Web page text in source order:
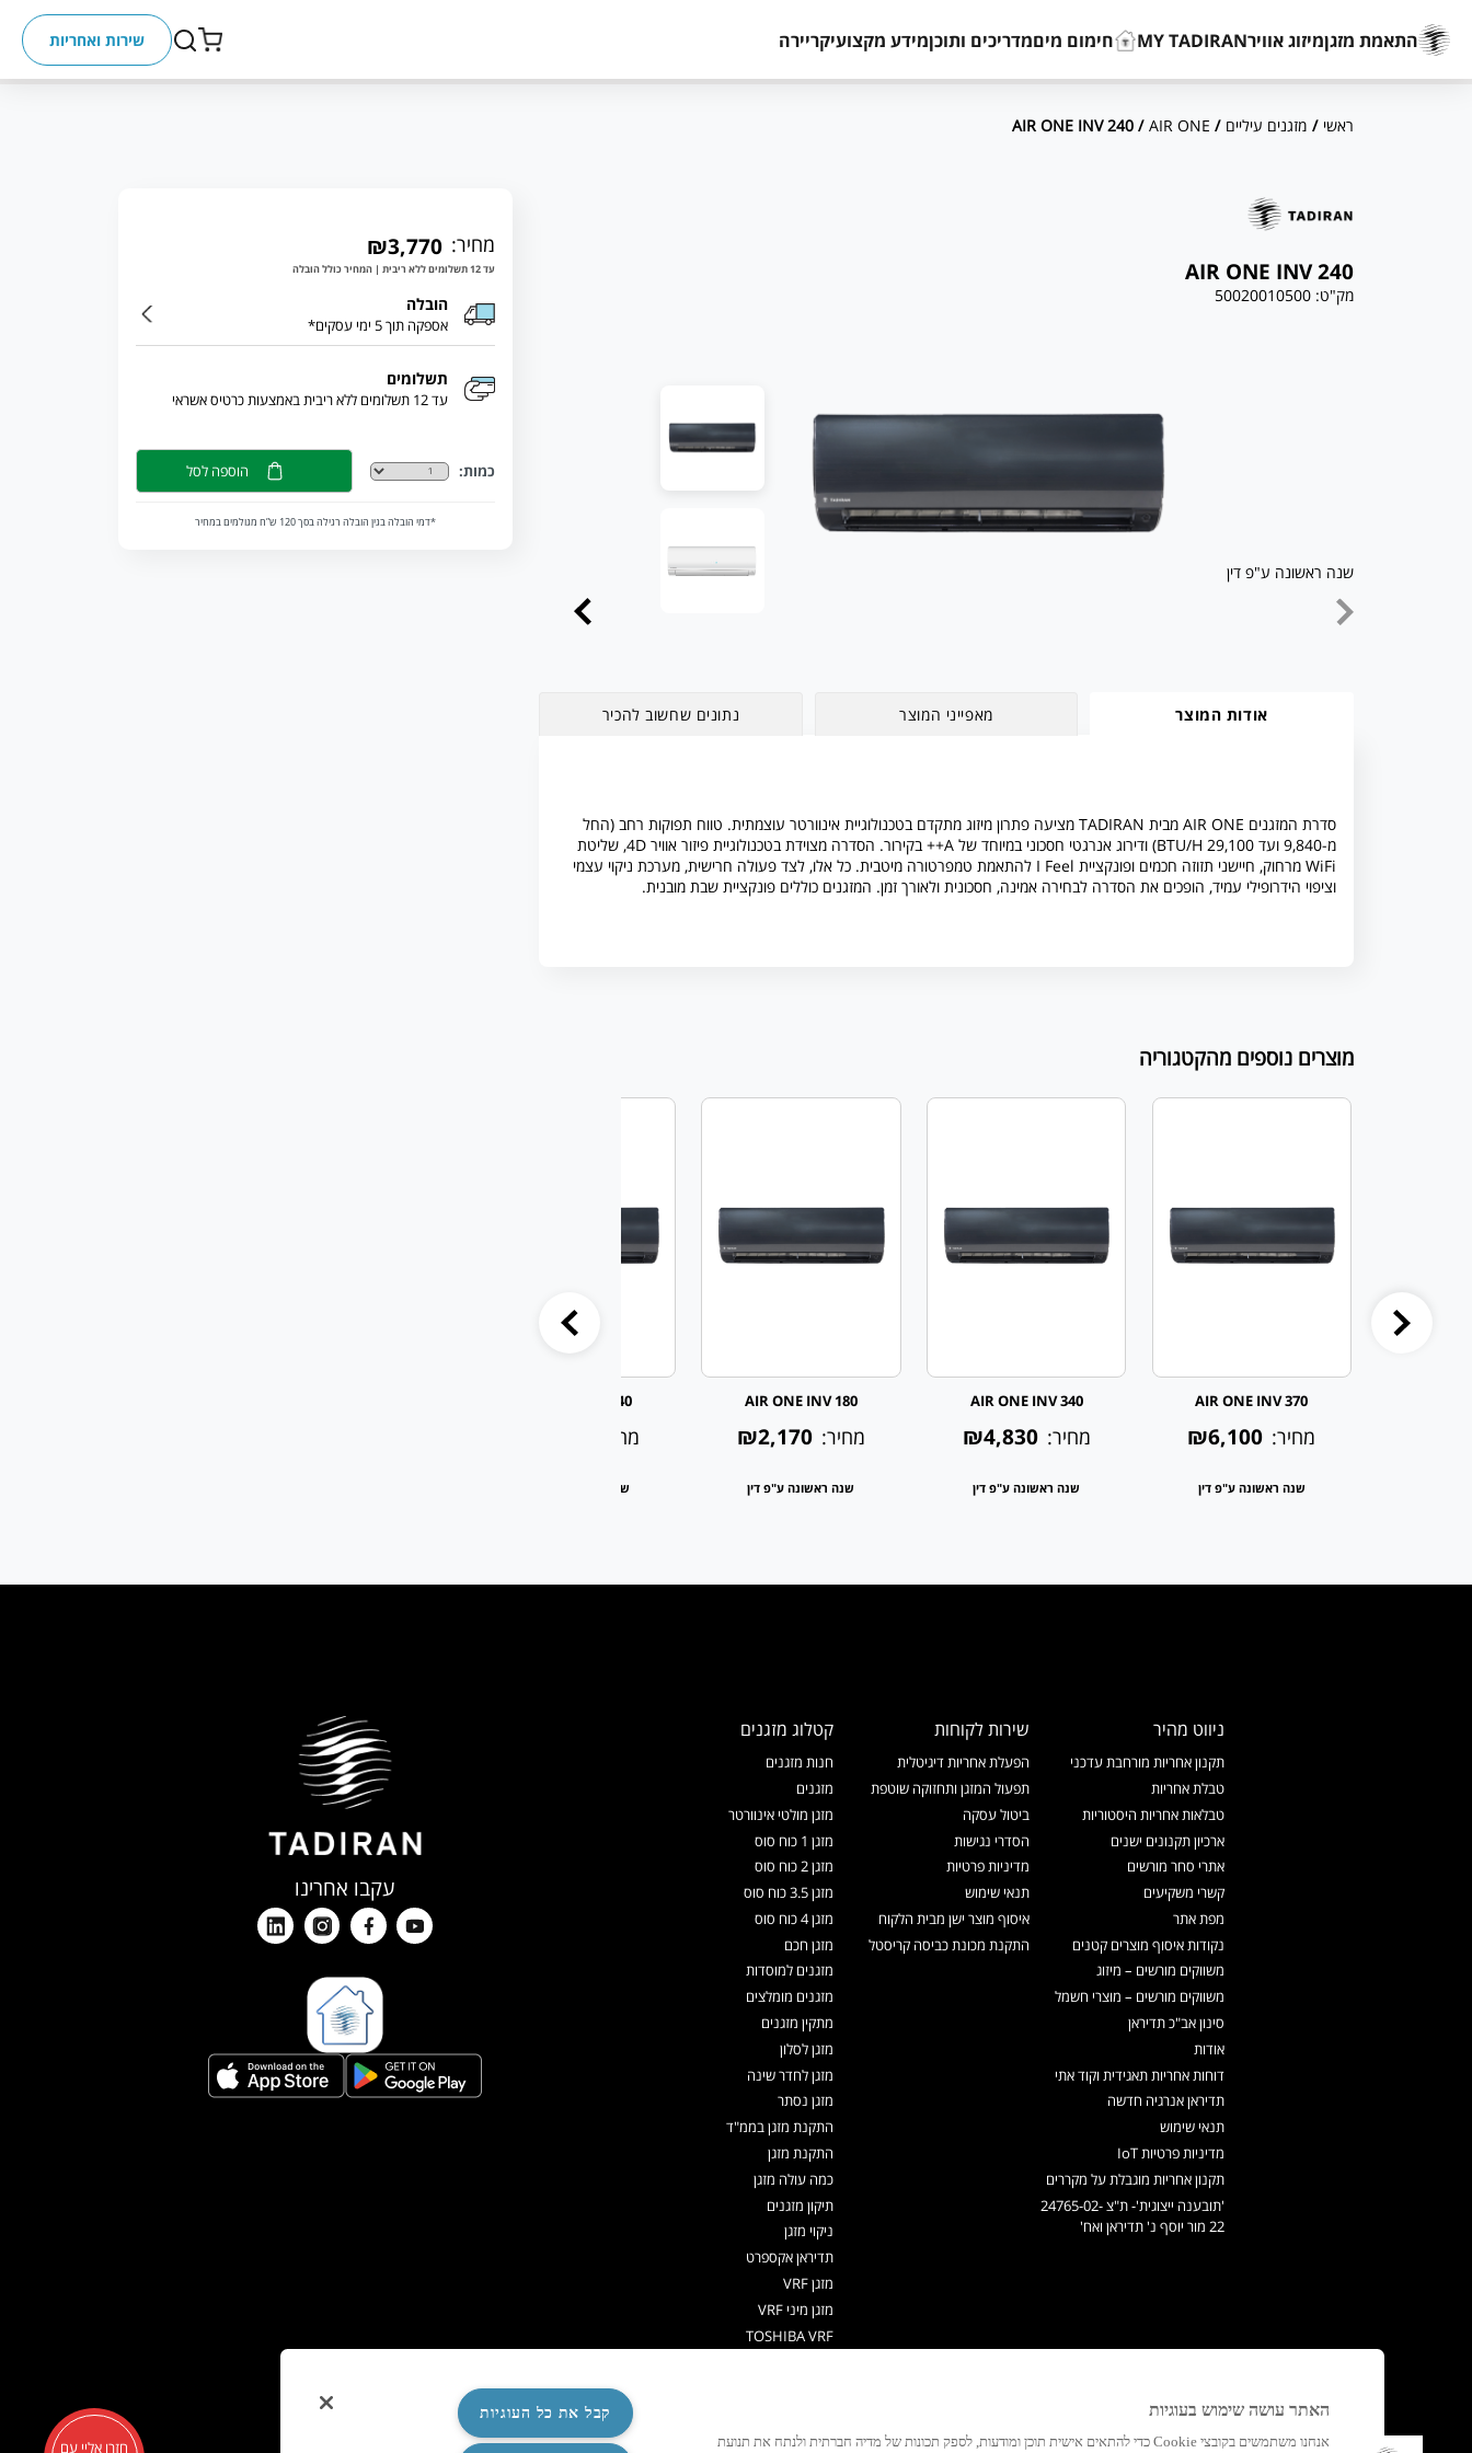
התאמת מזגןמיזוג אווירMY TADIRAN חימום מיםמדריכים ותוכןמידע מקצועיקריירה שירות ואחריות
ראשי / מזגנים עיליים /
AIR ONE
/ AIR ONE INV 240
AIR ONE INV 240
מק"ט:50020010500
שנה ראשונה ע"פ דין
אודות המוצר מאפייני המוצר נתונים שחשוב להכיר
סדרת המזגנים AIR ONE מבית TADIRAN מציעה פתרון מיזוג מתקדם בטכנולוגיית אינוורטר עוצמתית. טווח תפוקות רחב (החל
מ-9,840 ועד 29,100 BTU/H) ודירוג אנרגטי חסכוני במיוחד של A++ בקירור. הסדרה מצוידת בטכנולוגיית פיזור אוויר 4D, שליטת
WiFi מרחוק, חיישני תזוזה חכמים ופונקציית I Feel להתאמת טמפרטורה מיטבית. כל אלו, לצד פעולה חרישית, מערכת ניקוי עצמי
וציפוי הידרופילי עמיד, הופכים את הסדרה לבחירה אמינה, חסכונית ולאורך זמן. המזגנים כוללים פונקציית שבת מובנית.
מוצרים נוספים מהקטגוריה
AIR ONE INV 370
מחיר: ₪6,100
שנה ראשונה ע"פ דין
AIR ONE INV 340
מחיר: ₪4,830
שנה ראשונה ע"פ דין
AIR ONE INV 180
מחיר: ₪2,170
שנה ראשונה ע"פ דין
AIR ONE INV 140
מחיר:
שנה ראשונה ע"פ דין
מחיר: ₪3,770
עד 12 תשלומים ללא ריבית | המחיר כולל הובלה
הובלה
אספקה תוך 5 ימי עסקים*
תשלומים
עד 12 תשלומים ללא ריבית באמצעות כרטיס אשראי
כמות: הוספה לסל
*דמי הובלה בגין הובלה רגילה בסך 120 ש”ח מגולמים במחיר
ניווט מהיר
תקנון אחריות מורחבת עדכני
טבלת אחריות
טבלאות אחריות היסטוריות
ארכיון תקנונים ישנים
אתרי סחר מורשים
קשרי משקיעים
מפת אתר
נקודות איסוף מוצרים קטנים
משווקים מורשים – מיזוג
משווקים מורשים – מוצרי חשמל
סינון אב"כ תדיראן
אודות
דוחות אחריות תאגידית וקוד אתי
תדיראן אנרגיה חדשה
תנאי שימוש
מדיניות פרטיות IoT
תקנון אחריות מוגבלת על מקררים
'תובענה ייצוגית'- ת"צ 24765-02-
22 מור יוסף נ' תדיראן ואח'
שירות לקוחות
הפעלת אחריות דיגיטלית
תפעול המזגן ותחזוקה שוטפת
ביטול עסקה
הסדרי נגישות
מדיניות פרטיות
תנאי שימוש
איסוף מוצר ישן מבית הלקוח
התקנת מכונת כביסה קריסטל
קטלוג מזגנים
חנות מזגנים
מזגנים
מזגן מולטי אינוורטר
מזגן 1 כוח סוס
מזגן 2 כוח סוס
מזגן 3.5 כוח סוס
מזגן 4 כוח סוס
מזגן חכם
מזגנים למוסדות
מזגנים מומלצים
מתקין מזגנים
מזגן לסלון
מזגן לחדר שינה
מזגן נסתר
התקנת מזגן בממ"ד
התקנת מזגן
כמה עולה מזגן
תיקון מזגנים
ניקוי מזגן
תדיראן אקספרט
מזגן VRF
מזגן מיני VRF
TOSHIBA VRF
משאבות חום
עקבו אחרינו
חזרו אליי עם
האתר עושה שימוש בעוגיות
אנחנו משתמשים בקובצי Cookie כדי להתאים אישית תוכן ומודעות, לספק תכונות של מדיה חברתית ולנתח את תנועת
קבל את כל העוגיות